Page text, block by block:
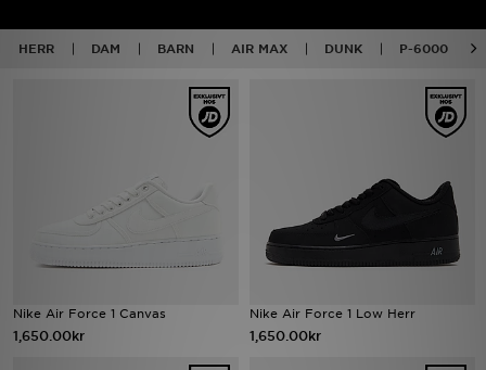
HERR DAM BARN AIR MAX DUNK P-6000
Nike Air Force 1 Canvas
1,650.00kr
Nike Air Force 1 Low Herr
1,650.00kr
Sport
Mina meddelanden
JD Blogg